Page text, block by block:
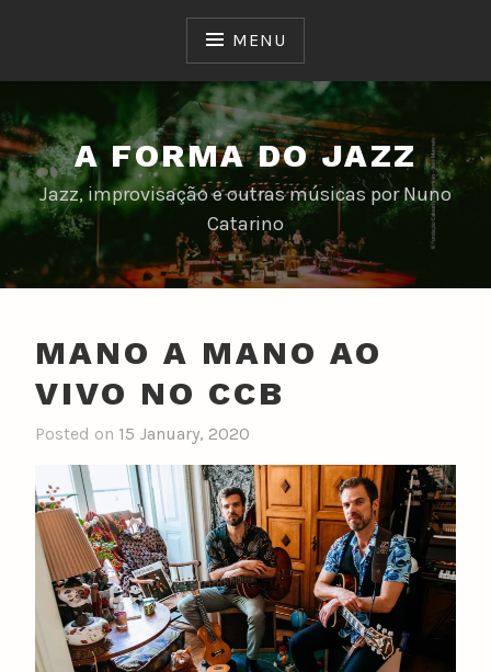
MENU
A FORMA DO JAZZ
Jazz, improvisação e outras músicas por Nuno
Catarino
MANO A MANO AO
VIVO NO CCB
Posted on 15 January, 2020
y
n
u
n
o
c
a
t